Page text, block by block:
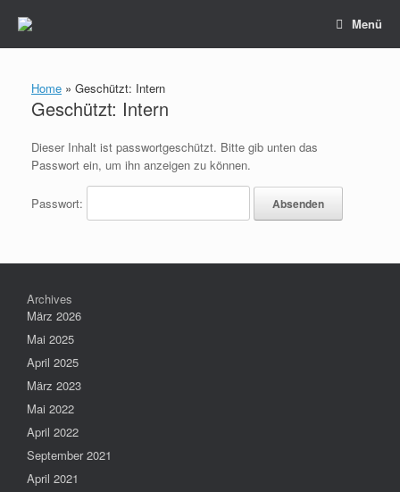
Inhalt
Menü
Home » Geschützt: Intern
Geschützt: Intern
Dieser Inhalt ist passwortgeschützt. Bitte gib unten das
Passwort ein, um ihn anzeigen zu können.
Passwort:
Archives
März 2026
Mai 2025
April 2025
März 2023
Mai 2022
April 2022
September 2021
April 2021